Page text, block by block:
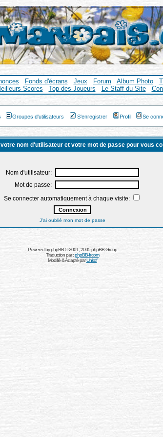
Fonds d'écrans Jeux Forum Album Photo
Scores Top des Joueurs Le Staff du Site
Groupes d'utilisateurs S'enregistrer Profil Se
nom d'utilisateur et votre mot de passe pour vous
Nom d'utilisateur:
Mot de passe:
Se connecter automatiquement à chaque visite:
J'ai oublié mon mot de passe
Powered byphpBB© 2001, 2005 phpBB Group
Traduction par :phpBB-fr.com
Modifié & Adapté parUnkof